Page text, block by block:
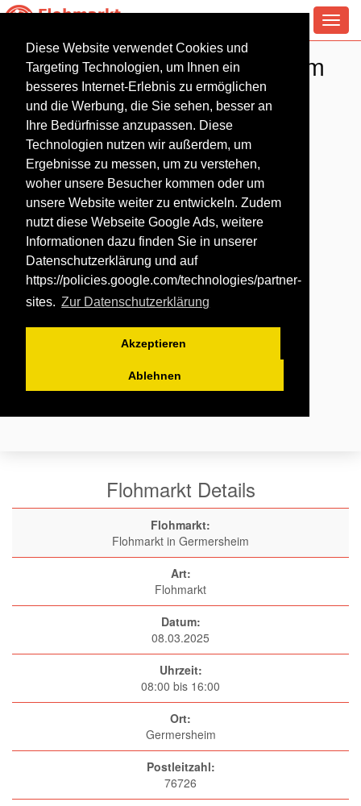
Diese Website verwendet Cookies und
Targeting Technologien, um Ihnen ein
besseres Internet-Erlebnis zu ermöglichen
und die Werbung, die Sie sehen, besser an
Ihre Bedürfnisse anzupassen. Diese
Technologien nutzen wir außerdem, um
Ergebnisse zu messen, um zu verstehen,
woher unsere Besucher kommen oder um
unsere Website weiter zu entwickeln. Zudem
nutzt diese Webseite Google Ads, weitere
Informationen dazu finden Sie in unserer
Datenschutzerklärung und auf
https://policies.google.com/technologies/partner-
sites. Zur Datenschutzerklärung
Akzeptieren
Ablehnen
Flohmarkt in Germersheim
Flohmarkt Details
Flohmarkt:
Flohmarkt in Germersheim
Art:
Flohmarkt
Datum:
08.03.2025
Uhrzeit:
08:00 bis 16:00
Ort:
Germersheim
Postleitzahl:
76726